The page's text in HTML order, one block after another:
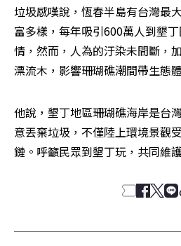
垃圾感嘆說，恆春半島有台灣最
富多樣，每年吸引600萬人到墾
情，然而，人為的汙染未間斷，
漂流木，影響珊瑚礁潮間帶生態
他說，墾丁地區珊瑚礁海岸是台
意丟棄垃圾，不僅陸上環境景觀
鏈。呼籲民眾到墾丁玩，共同維